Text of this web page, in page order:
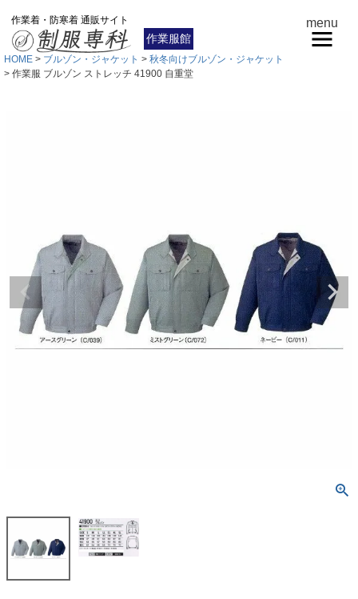
作業着・防寒着 通販サイト
作業服館
menu
HOME ブルゾン・ジャケット
秋冬向けブルゾン・ジャケット
作業服 ブルゾン ストレッチ 41900 自重堂